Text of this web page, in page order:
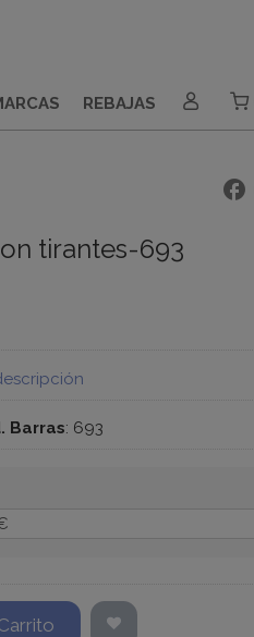
REBAJAS
tirantes-693
Barras: 693